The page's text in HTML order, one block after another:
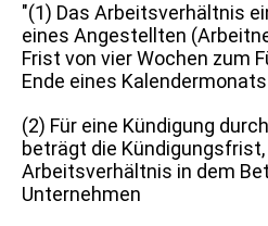
"(1) Das Arbeitsverhältnis
eines Angestellten
Frist von vier Wochen zum
Ende eines
(2) Für eine Kündigung
beträgt die
Arbeitsverhältnis in dem
Unternehmen